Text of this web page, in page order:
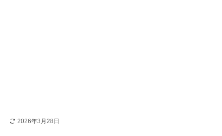
2026年3月28日